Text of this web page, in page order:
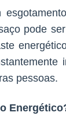
pode
pessoas.